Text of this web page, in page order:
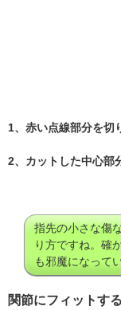
1、赤い点線部分を切
2、カットした中心部
指先の小さな傷
り方ですね。確
も邪魔になって
関節にフィットす